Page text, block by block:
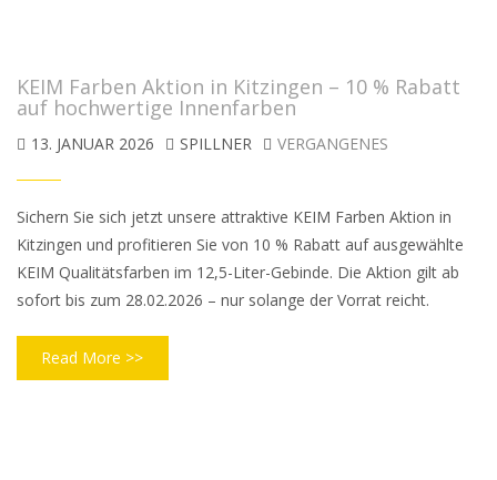
KEIM Farben Aktion in Kitzingen – 10 % Rabatt
auf hochwertige Innenfarben
13. JANUAR 2026 SPILLNER VERGANGENES
Sichern Sie sich jetzt unsere attraktive KEIM Farben Aktion in
Kitzingen und profitieren Sie von 10 % Rabatt auf ausgewählte
KEIM Qualitätsfarben im 12,5-Liter-Gebinde. Die Aktion gilt ab
sofort bis zum 28.02.2026 – nur solange der Vorrat reicht.
Read More >>